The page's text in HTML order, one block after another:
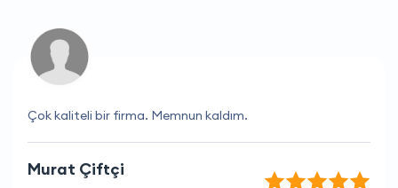
Çok kaliteli bir firma. Memnun kaldım.
Murat Çiftçi